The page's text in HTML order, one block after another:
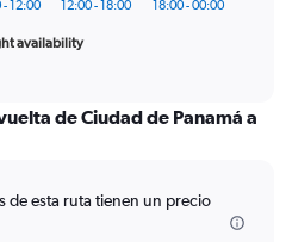
availability
12:00 12:00 - 18:00 18:00 - 00:00
de Ciudad de Panamá a
de esta ruta tienen un precio